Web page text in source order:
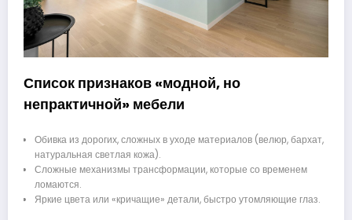
Список признаков «модной, но
непрактичной» мебели
Обивка из дорогих, сложных в уходе материалов (велюр, бархат,
натуральная светлая кожа).
Сложные механизмы трансформации, которые со временем
ломаются.
Яркие цвета или «кричащие» детали, быстро утомляющие глаз.